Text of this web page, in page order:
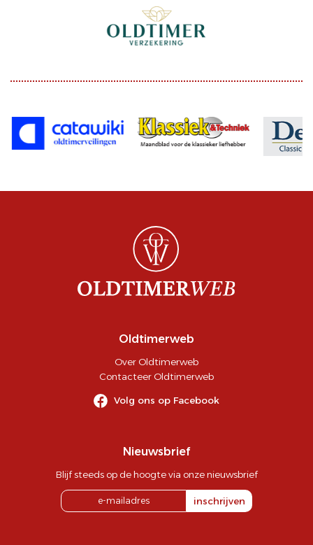
Oldtimerweb
Over Oldtimerweb
Contacteer Oldtimerweb
Volg ons op Facebook
Nieuwsbrief
Blijf steeds op de hoogte via onze nieuwsbrief
inschrijven